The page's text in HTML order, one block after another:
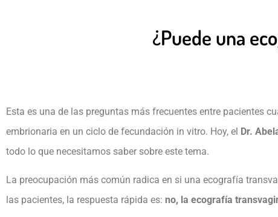
¿Puede una
Esta es una de las preguntas más frecuentes entre pacientes
embrionaria en un ciclo de fecundación in vitro. Hoy, el Dr.
todo lo que necesitamos saber sobre este tema.
La preocupación más común radica en si una ecografía
las pacientes, la respuesta rápida es: no, la ecografía